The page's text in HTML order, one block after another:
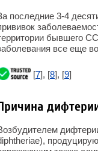
последние 3-4
бывшего
все еще
[7], [8], [9]